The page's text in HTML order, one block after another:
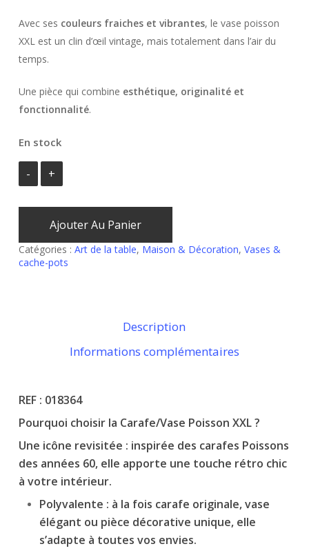
Avec ses couleurs fraiches et vibrantes, le vase poisson
XXL est un clin d’œil vintage, mais totalement dans l’air du
temps.
Une pièce qui combine esthétique, originalité et
fonctionnalité.
En stock
Ajouter Au Panier
Catégories : Art de la table, Maison & Décoration, Vases &
cache-pots
Description
Informations complémentaires
REF : 018364
Pourquoi choisir la Carafe/Vase Poisson XXL ?
Une icône revisitée : inspirée des carafes Poissons
des années 60, elle apporte une touche rétro chic
à votre intérieur.
Polyvalente : à la fois carafe originale, vase
élégant ou pièce décorative unique, elle
s’adapte à toutes vos envies.